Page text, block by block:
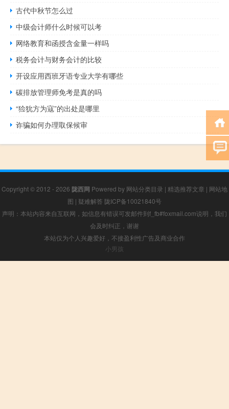
古代中秋节怎么过
中级会计师什么时候可以考
网络教育和函授含金量一样吗
税务会计与财务会计的比较
开设应用西班牙语专业大学有哪些
碳排放管理师免考是真的吗
“猃狁方为寇”的出处是哪里
诈骗如何办理取保候审
Copyright © 2012 - 2026 陇西网 Powered by 网站分类目录 | 精选推荐文章 | 网站地
图 | 疑难解答 陇ICP备10021840号
声明：本站内容来自互联网，如信息有错误可发邮件到f_fb#foxmail.com说明，我们
会及时纠正，谢谢
本站仅为个人兴趣爱好，不接盈利性广告及商业合作
小男孩